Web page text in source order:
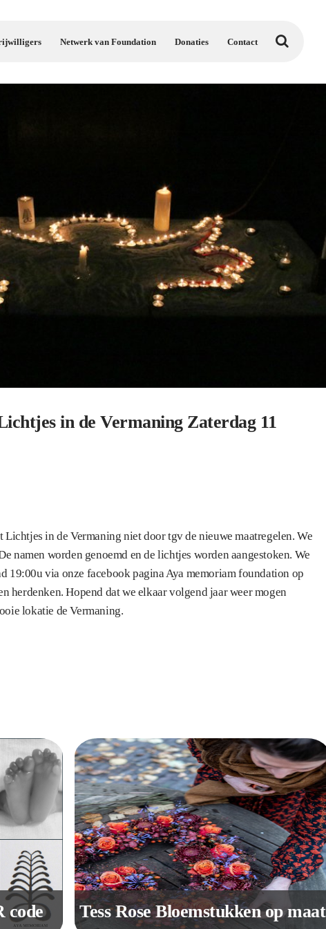
Netwerk van Foundation Donaties Contact
in de Vermaning Zaterdag 11
in de Vermaning niet door tgv de nieuwe maatregelen. We
namen worden genoemd en de lichtjes worden aangestoken. We
19:00u via onze facebook pagina Aya memoriam foundation op
herdenken. Hopend dat we elkaar volgend jaar weer mogen
lokatie de Vermaning.
code Tess Rose Bloemstukken op maat